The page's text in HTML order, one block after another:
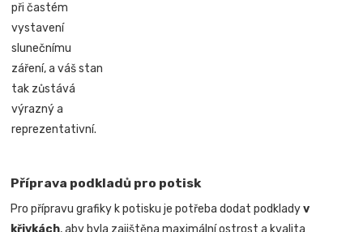
při častém
vystavení
slunečnímu
záření, a váš stan
tak zůstává
výrazný a
reprezentativní.
Příprava podkladů pro potisk
Pro přípravu grafiky k potisku je potřeba dodat podkladyv